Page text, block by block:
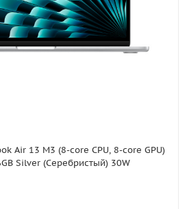
8-core GPU)
Silver (Серебристый) 30W